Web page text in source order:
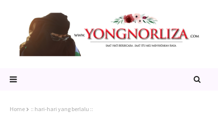
Home :: hari-hari yang berlalu ::